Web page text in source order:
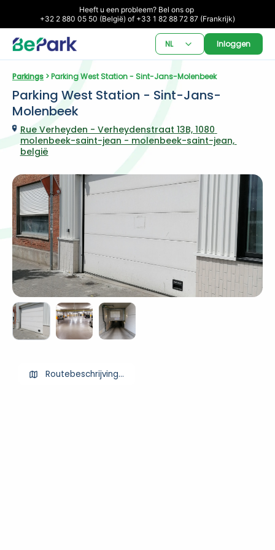
Heeft u een probleem? Bel ons op
+32 2 880 05 50 (België) of +33 1 82 88 72 87 (Frankrijk)
NL Inloggen
Parkings > Parking West Station - Sint-Jans-Molenbeek
Parking West Station - Sint-Jans-
Molenbeek
Rue Verheyden - Verheydenstraat 13B, 1080
molenbeek-saint-jean - molenbeek-saint-jean,
belgië
Routebeschrijving ophalen